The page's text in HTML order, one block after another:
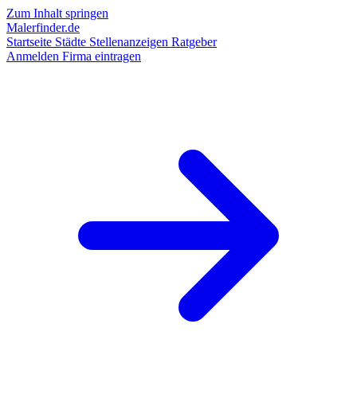
Zum Inhalt springen
Malerfinder.de
Startseite Städte Stellenanzeigen Ratgeber
Anmelden Firma eintragen